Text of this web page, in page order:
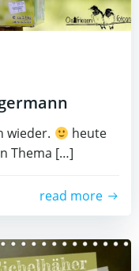
wieder.
heute
Thema […]
read more